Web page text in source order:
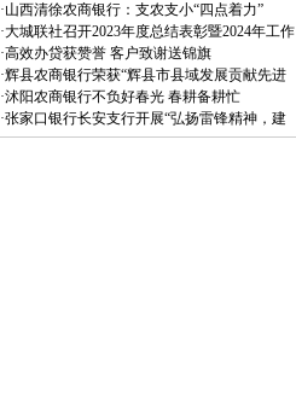
·山西清徐农商银行：支农支小“四点着力”
·大城联社召开2023年度总结表彰暨2024年工作
·高效办贷获赞誉 客户致谢送锦旗
·辉县农商银行荣获“辉县市县域发展贡献先进
·沭阳农商银行不负好春光 春耕备耕忙
·张家口银行长安支行开展“弘扬雷锋精神，建